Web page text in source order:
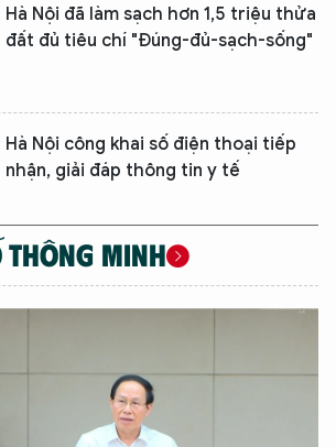
Hà Nội đã làm sạch hơn 1,5 triệu thửa
đất đủ tiêu chí "Đúng-đủ-sạch-sống"
Hà Nội công khai số điện thoại tiếp
nhận, giải đáp thông tin y tế
MINH